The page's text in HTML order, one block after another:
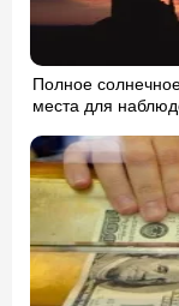
Полное
места для